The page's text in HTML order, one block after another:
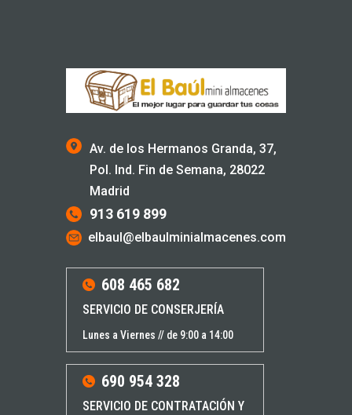
Av. de los Hermanos Granda, 37,
Pol. Ind. Fin de Semana, 28022
Madrid
913 619 899
elbaul@elbaulminialmacenes.com
608 465 682
SERVICIO DE CONSERJERÍA
Lunes a Viernes // de 9:00 a 14:00
690 954 328
SERVICIO DE CONTRATACIÓN Y